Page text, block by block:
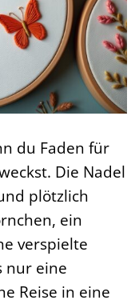
du Faden für
Die Nadel
plötzlich
ein
verspielte
nur eine
Reise in eine